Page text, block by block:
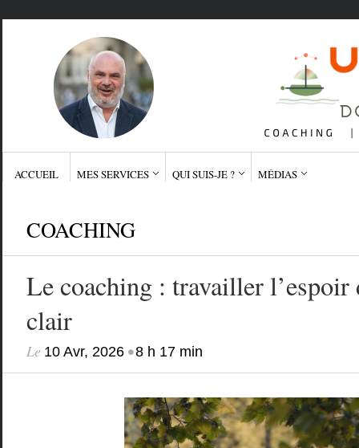
ACCUEIL MES SERVICES QUI SUIS-JE ? MÉDIAS
COACHING
Le coaching : travailler
clair
Le 10 Avr, 2026•8 h 17 min